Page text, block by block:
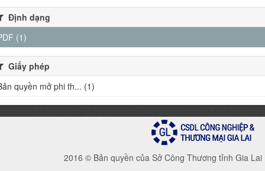
Định dạng
(1)
Giấy phép
quyền mở phi th... (1)
2016 © Bản quyền của Sở Công Thương tỉnh Gia Lai